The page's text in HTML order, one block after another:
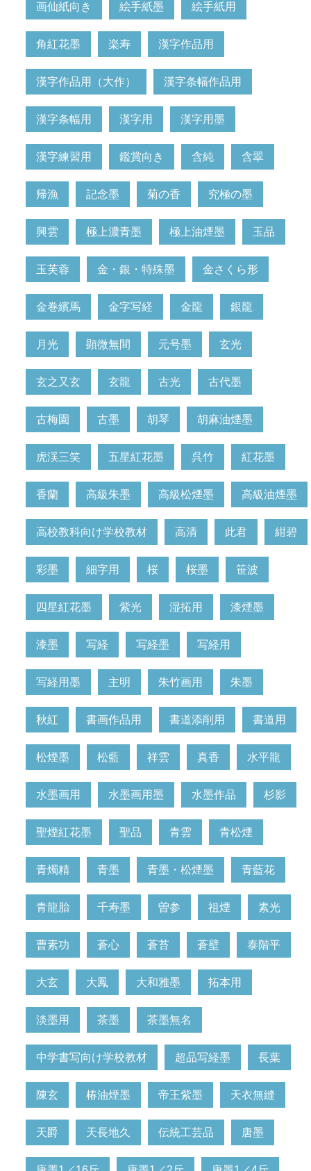
画仙紙向き 絵手紙墨 絵手紙用
角紅花墨 楽寿 漢字作品用
漢字作品用（大作） 漢字条幅作品用
漢字条幅用 漢字用 漢字用墨
漢字練習用 鑑賞向き 含純 含翠
帰漁 記念墨 菊の香 究極の墨
興雲 極上濃青墨 極上油煙墨 玉品
玉芙蓉 金・銀・特殊墨 金さくら形
金巻繽馬 金字写経 金龍 銀龍
月光 顕微無間 元号墨 玄光
玄之又玄 玄龍 古光 古代墨
古梅園 古墨 胡琴 胡麻油煙墨
虎渓三笑 五星紅花墨 呉竹 紅花墨
香蘭 高級朱墨 高級松煙墨 高級油煙墨
高校教科向け学校教材 高清 此君 紺碧
彩墨 細字用 桜 桜墨 笹波
四星紅花墨 紫光 湿拓用 漆煙墨
漆墨 写経 写経墨 写経用
写経用墨 主明 朱竹画用 朱墨
秋紅 書画作品用 書道添削用 書道用
松煙墨 松藍 祥雲 真香 水平龍
水墨画用 水墨画用墨 水墨作品 杉影
聖煙紅花墨 聖品 青雲 青松煙
青燭精 青墨 青墨・松煙墨 青藍花
青龍胎 千寿墨 曽参 祖煙 素光
曹素功 蒼心 蒼苔 蒼壁 泰階平
大玄 大鳳 大和雅墨 拓本用
淡墨用 茶墨 茶墨無名
中学書写向け学校教材 超品写経墨 長葉
陳玄 椿油煙墨 帝王紫墨 天衣無縫
天爵 天長地久 伝統工芸品 唐墨